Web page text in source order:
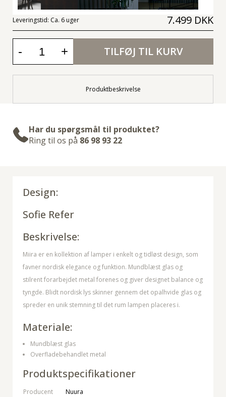
Leveringstid: Ca. 6 uger 7.499 DKK
- + TILFØJ TIL KURV
Produktbeskrivelse
Har du spørgsmål til produktet?
Ring til os på 86 98 93 22
Design:
Sofie Refer
Beskrivelse:
Miira er en kollektion af lamper i enkelt og tidløst design, som
favner nordisk elegance og funktion. Mundblæst glas og
stilrent forarbejdet metal forenes og giver designet balance og
tyngde. Blidt nordisk lys skinner gennem det opalhvide glas og
spreder en unik stemning til det rum lampen placeres i.
Materiale:
Mundblæst glas
Overfladebehandlet metal
Produktspecifikationer
Producent
Nuura